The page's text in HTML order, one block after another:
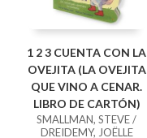
1 2 3 CUENTA CON LA
OVEJITA (LA OVEJITA
QUE VINO A CENAR.
LIBRO DE CARTÓN)
SMALLMAN, STEVE /
DREIDEMY, JOËLLE